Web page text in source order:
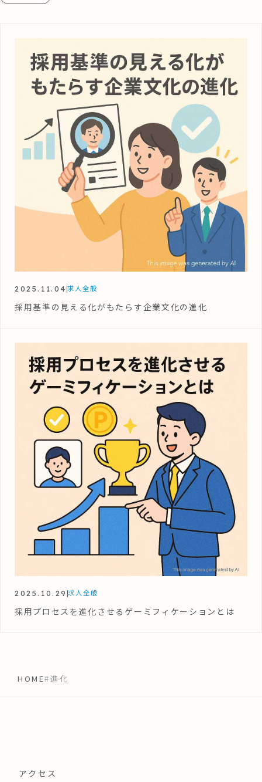
2025.11.04 求人全般
採用基準の見える化がもたらす企業文化の進化
2025.10.29 求人全般
採用プロセスを進化させるゲーミフィケーションとは
HOME#進化
アクセス